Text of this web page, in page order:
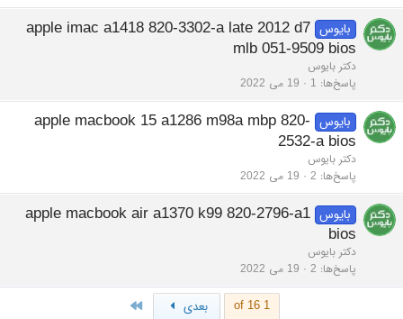
بایوس apple imac a1418 820-3302-a late 2012 d7
mlb 051-9509 bios
دکتر بایوس
پاسخ‌ها 1 19 می 2022
بایوس apple macbook 15 a1286 m98a mbp 820-
2532-a bios
دکتر بایوس
پاسخ‌ها 2 19 می 2022
بایوس apple macbook air a1370 k99 820-2796-a1
bios
دکتر بایوس
پاسخ‌ها 2 19 می 2022
1 of 16 بعدی